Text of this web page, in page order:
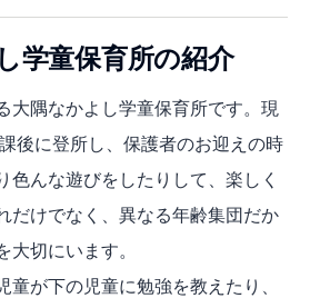
学童保育所の紹介
大隅なかよし学童保育所です。現
後に登所し、保護者のお迎えの時
色んな遊びをしたりして、楽しく
だけでなく、異なる年齢集団だか
大切にいます。
童が下の児童に勉強を教えたり、